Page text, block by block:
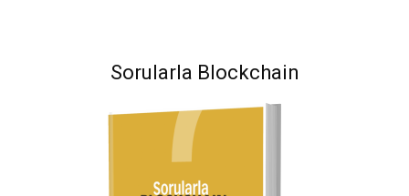
Sorularla Blockchain